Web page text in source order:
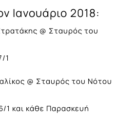
Ιανουάριο 2018:
@ Σταυρός του
1
@ Σταυρός του Νότου
και κάθε Παρασκευή